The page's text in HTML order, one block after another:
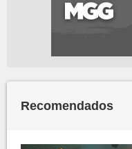
Recomendados